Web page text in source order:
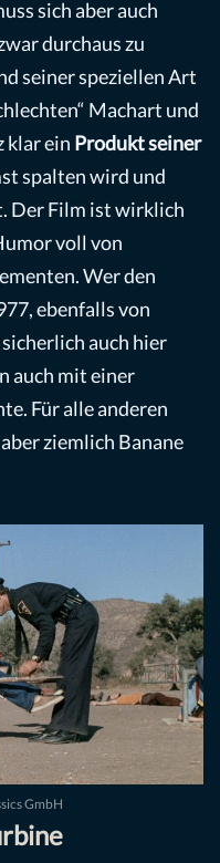
sich aber auch
durchaus zu
seiner speziellen Art
Machart und
klar ein Produkt seiner
spalten wird und
Der Film ist wirklich
voll von
Wer den
ebenfalls von
auch hier
auch mit einer
Für alle anderen
ziemlich Banane
GmbH